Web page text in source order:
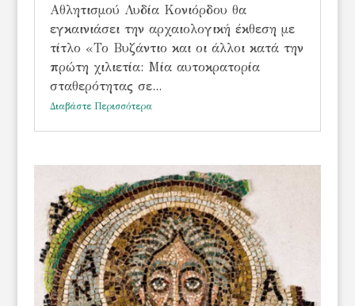
Αθλητισμού Λυδία Κονιόρδου θα
εγκαινιάσει την αρχαιολογική έκθεση με
τίτλο «Το Βυζάντιο και οι άλλοι κατά την
πρώτη χιλιετία: Μία αυτοκρατορία
σταθερότητας σε...
Διαβάστε Περισσότερα